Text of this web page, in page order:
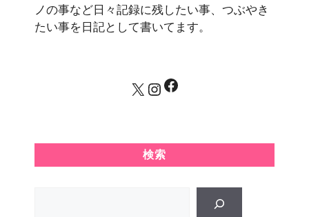
ノの事など日々記録に残したい事、つぶやき
たい事を日記として書いてます。
X Instagram
Facebook
検索